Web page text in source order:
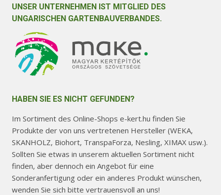
UNSER UNTERNEHMEN IST MITGLIED DES
UNGARISCHEN GARTENBAUVERBANDES.
HABEN SIE ES NICHT GEFUNDEN?
Im Sortiment des Online-Shops e-kert.hu finden Sie
Produkte der von uns vertretenen Hersteller (WEKA,
SKANHOLZ, Biohort, TranspaForza, Nesling, XIMAX usw.).
Sollten Sie etwas in unserem aktuellen Sortiment nicht
finden, aber dennoch ein Angebot für eine
Sonderanfertigung oder ein anderes Produkt wünschen,
wenden Sie sich bitte vertrauensvoll an uns!